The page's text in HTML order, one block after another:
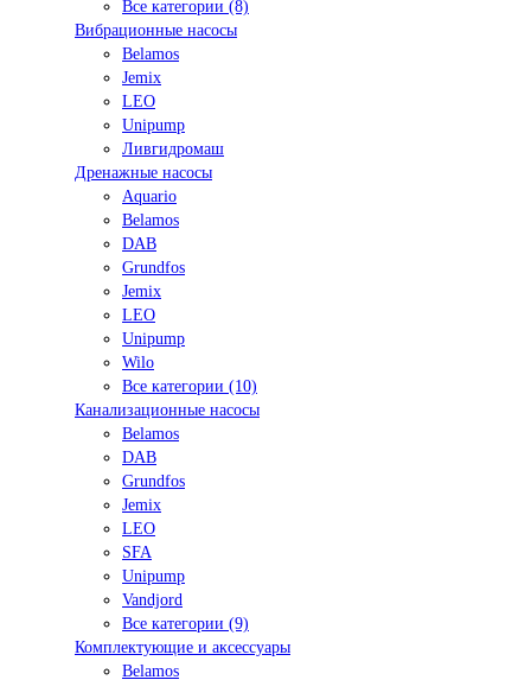
Все категории (8)
Вибрационные насосы
Belamos
Jemix
LEO
Unipump
Ливгидромаш
Дренажные насосы
Aquario
Belamos
DAB
Grundfos
Jemix
LEO
Unipump
Wilo
Все категории (10)
Канализационные насосы
Belamos
DAB
Grundfos
Jemix
LEO
SFA
Unipump
Vandjord
Все категории (9)
Комплектующие и аксессуары
Belamos